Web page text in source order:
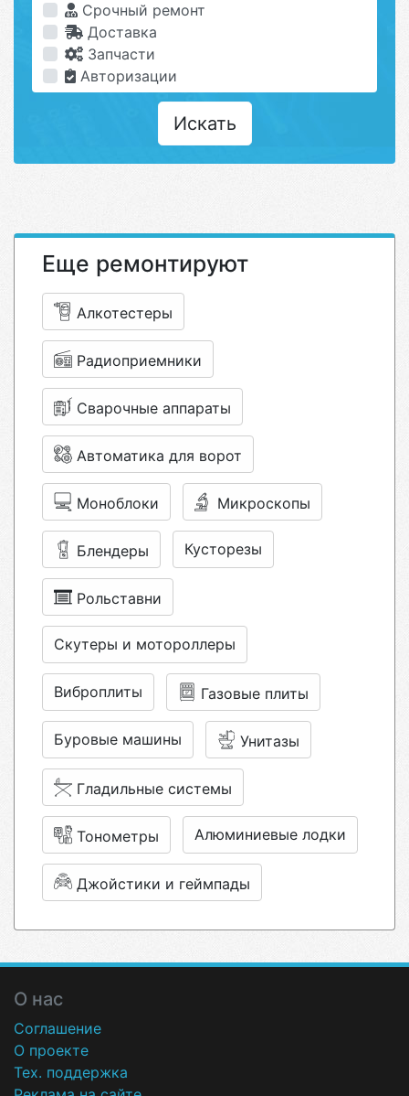
Срочный ремонт
Доставка
Запчасти
Авторизации
Искать
Еще ремонтируют
Алкотестеры
Радиоприемники
Сварочные аппараты
Автоматика для ворот
Моноблоки Микроскопы
Блендеры Кусторезы
Рольставни
Скутеры и мотороллеры
Виброплиты Газовые плиты
Буровые машины Унитазы
Гладильные системы
Тонометры Алюминиевые лодки
Джойстики и геймпады
О нас
Соглашение
О проекте
Тех. поддержка